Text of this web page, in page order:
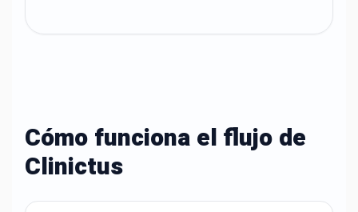
Cómo funciona el flujo de
Clinictus